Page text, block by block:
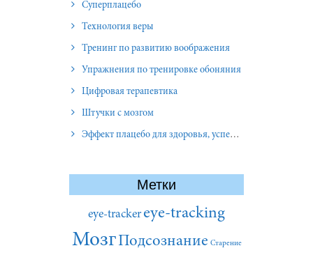
Суперплацебо
Технология веры
Тренинг по развитию воображения
Упражнения по тренировке обоняния
Цифровая терапевтика
Штучки с мозгом
Эффект плацебо для здоровья, успеха и отношений
Метки
eye-tracker eye-tracking
МозгПодсознание Старение